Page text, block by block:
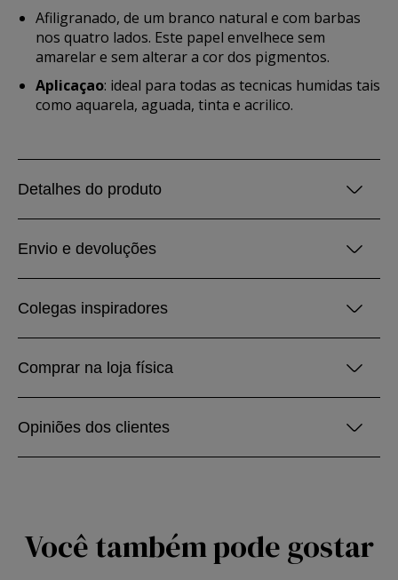
Afiligranado, de um branco natural e com barbas
nos quatro lados. Este papel envelhece sem
amarelar e sem alterar a cor dos pigmentos.
Aplicaçao: ideal para todas as tecnicas humidas tais
como aquarela, aguada, tinta e acrilico.
Detalhes do produto
Envio e devoluções
Colegas inspiradores
Comprar na loja física
Opiniões dos clientes
Você também pode gostar